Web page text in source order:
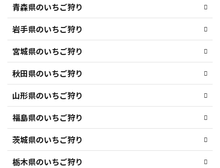
青森県のいちご狩り
岩手県のいちご狩り
宮城県のいちご狩り
秋田県のいちご狩り
山形県のいちご狩り
福島県のいちご狩り
茨城県のいちご狩り
栃木県のいちご狩り